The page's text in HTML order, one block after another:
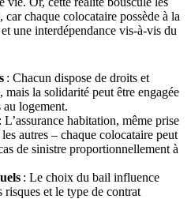
car chaque colocataire possède à la
une interdépendance vis-à-vis du
: Chacun dispose de droits et
la solidarité peut être engagée
au logement.
: L’assurance habitation, même prise
autres – chaque colocataire peut
de sinistre proportionnellement à
: Le choix du bail influence
risques et le type de contrat